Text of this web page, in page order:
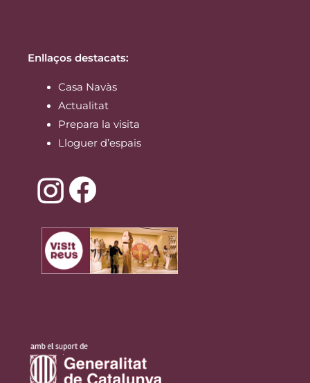
Enllaços destacats:
Casa Navàs
Actualitat
Prepara la visita
Lloguer d’espais